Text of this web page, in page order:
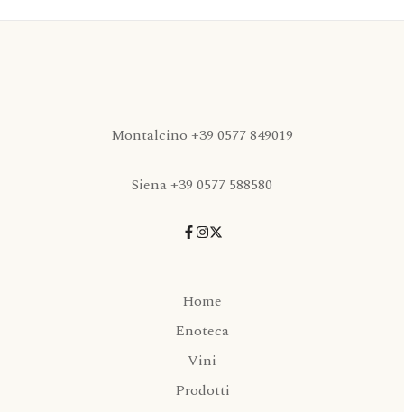
Montalcino +39 0577 849019
Siena +39 0577 588580
Home
Enoteca
Vini
Prodotti